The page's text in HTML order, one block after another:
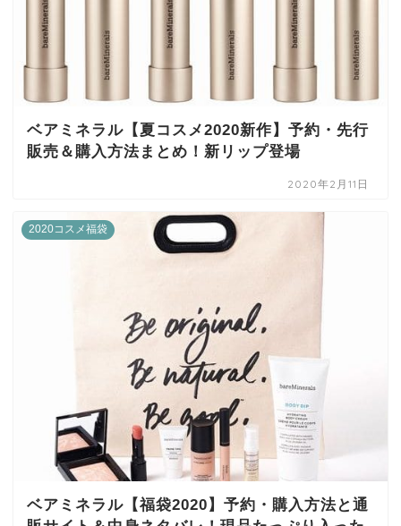
ベアミネラル【夏コスメ2020新作】予約・先行
販売＆購入方法まとめ！新リップ登場
2020年2月11日
2020コスメ福袋
ベアミネラル【福袋2020】予約・購入方法と通